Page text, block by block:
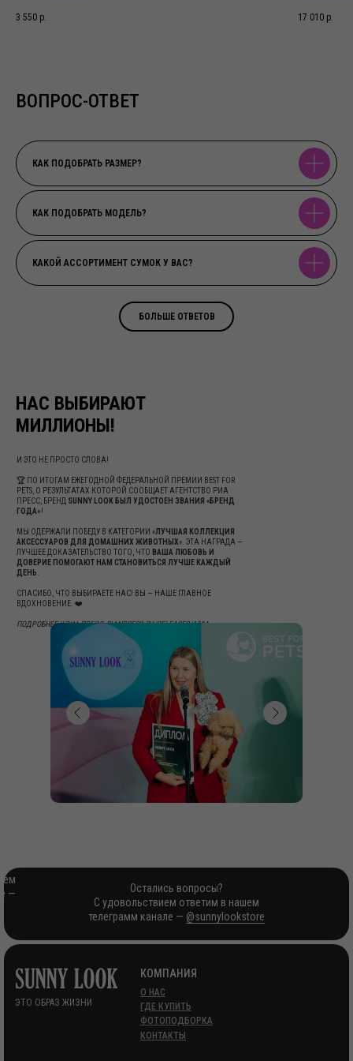
3 550 р. 17 010 р.
ВОПРОС-ОТВЕТ
КАК ПОДОБРАТЬ РАЗМЕР?
КАК ПОДОБРАТЬ МОДЕЛЬ?
КАКОЙ АССОРТИМЕНТ СУМОК У ВАС?
БОЛЬШЕ ОТВЕТОВ
И ЭТО НЕ ПРОСТО СЛОВА!
🏆 ПО ИТОГАМ ЕЖЕГОДНОЙ ФЕДЕРАЛЬНОЙ ПРЕМИИ BEST FOR
PETS, О РЕЗУЛЬТАТАХ КОТОРОЙ СООБЩАЕТ АГЕНТСТВО РИА
ПРЕСС, БРЕНД SUNNY LOOK БЫЛ УДОСТОЕН ЗВАНИЯ «БРЕНД
ГОДА»!
МЫ ОДЕРЖАЛИ ПОБЕДУ В КАТЕГОРИИ «ЛУЧШАЯ КОЛЛЕКЦИЯ
АКСЕССУАРОВ ДЛЯ ДОМАШНИХ ЖИВОТНЫХ». ЭТА НАГРАДА —
ЛУЧШЕЕ ДОКАЗАТЕЛЬСТВО ТОГО, ЧТО ВАША ЛЮБОВЬ И
ДОВЕРИЕ ПОМОГАЮТ НАМ СТАНОВИТЬСЯ ЛУЧШЕ КАЖДЫЙ
ДЕНЬ
СПАСИБО, ЧТО ВЫБИРАЕТЕ НАС! ВЫ — НАШЕ ГЛАВНОЕ
ВДОХНОВЕНИЕ. ❤️
ПОДРОБНЕЕ У РИА ПРЕСС:RIANPRESS.RU/RELEASES/1394
НАС ВЫБИРАЮТ
МИЛЛИОНЫ!
—
Остались вопросы?
С удовольствием ответим в нашем
телеграмм канале — @sunnylookstore
КОМПАНИЯ
О НАС
ГДЕ КУПИТЬ
ФОТОПОДБОРКА
КОНТАКТЫ
ЭТО ОБРАЗ ЖИЗНИ